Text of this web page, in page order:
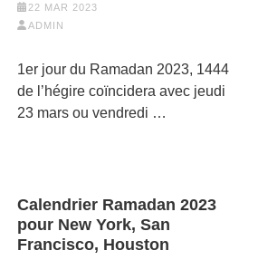
22 MAR 2023
ADMIN
1er jour du Ramadan 2023, 1444
de l’hégire coïncidera avec jeudi
23 mars ou vendredi …
Calendrier Ramadan 2023
pour New York, San
Francisco, Houston